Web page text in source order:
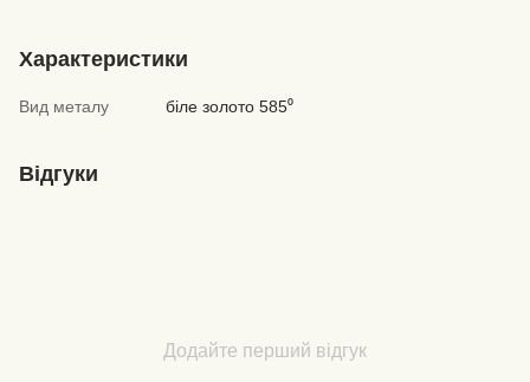
Характеристики
Вид металу біле золото 585⁰
Відгуки
Додайте перший відгук